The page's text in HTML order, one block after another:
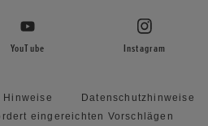
YouTube Instagram
Hinweise
Datenschutzhinweise
eingereichten Vorschlägen